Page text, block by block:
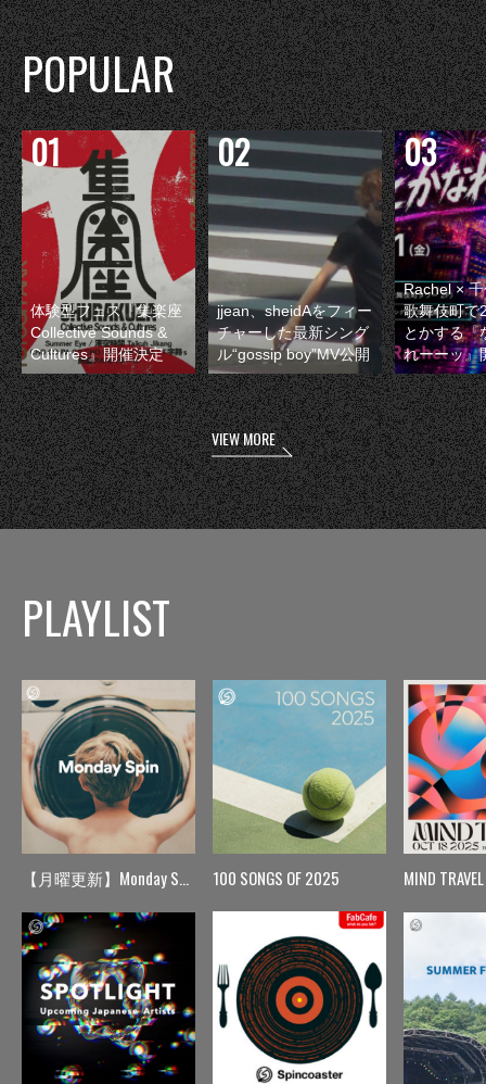
POPULAR
体験型フェス『集楽座
Collective Sounds &
Cultures』開催決定
jjean、sheidAをフィー
チャーした最新シング
ル“gossip boy”MV公開
Rachel ×
歌舞伎町で
とかする『
れーーッ』
VIEW MORE
PLAYLIST
【月曜更新】Monday Spin 100 SONGS OF 2025 MIND TRAVEL